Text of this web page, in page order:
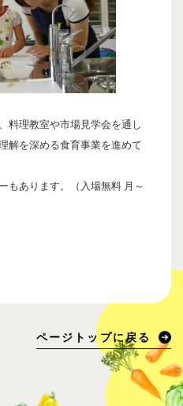
料理教室や市場見学会を通し
解を深める食育事業を進めて
もあります。（入場無料 月～
ページトップに戻る